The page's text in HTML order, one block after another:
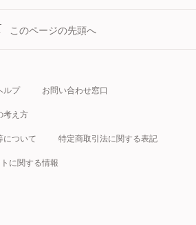
このページの先頭へ
ルプ お問い合わせ窓口
考え方
について 特定商取引法に関する表記
に関する情報